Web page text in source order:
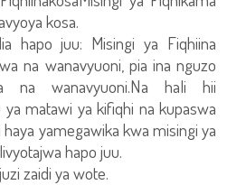
kosa.
hapo juu: Misingi ya Fiqhiina
na wanavyuoni, pia ina nguzo
na wanavyuoni.Na hali hii
matawi ya kifiqhi na kupaswa
yamegawika kwa misingi ya
hapo juu.
zaidi ya wote.